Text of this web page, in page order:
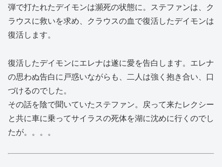
弾で打たれたデイモンは瀕死の状態に。ステファンは、ク
ラウスに救いを求め、クラウスの血で復活したデイモンは
復活します。
復活したデイモンにエレナは遂に愛を告白します。エレナ
の思わぬ告白に戸惑いながらも、二人は強く抱き合い、口
づけるのでした。
その話を陰で聞いていたステファン。戻って来たレクシー
と共に車に乗ってサイラスの死体を湖に沈めに行くのでし
たが。。。。